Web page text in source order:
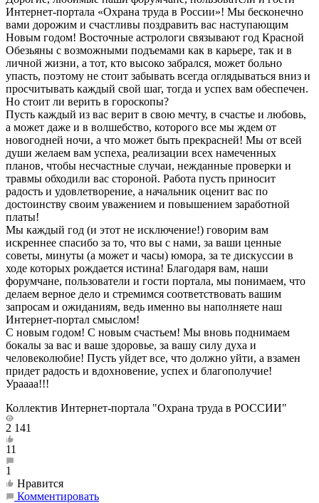
Интернет-портала «Охрана труда в России»! Мы бесконечно
вами дорожим и счастливы поздравить вас наступающим
Новым годом! Восточные астрологи связывают год Красной
Обезьяны с возможными подъемами как в карьере, так и в
личной жизни, а тот, кто высоко забрался, может больно
упасть, поэтому не стоит забывать всегда оглядываться вниз и
просчитывать каждый свой шаг, тогда и успех вам обеспечен.
Но стоит ли верить в гороскопы?
Пусть каждый из вас верит в свою мечту, в счастье и любовь,
а может даже и в волшебство, которого все мы ждем от
новогодней ночи, а что может быть прекрасней! Мы от всей
души желаем вам успеха, реализации всех намеченных
планов, чтобы несчастные случаи, нежданные проверки и
травмы обходили вас стороной. Работа пусть приносит
радость и удовлетворение, а начальник оценит вас по
достоинству своим уважением и повышением заработной
платы!
Мы каждый год (и этот не исключение!) говорим вам
искреннее спасибо за то, что вы с нами, за ваши ценные
советы, минуты (а может и часы) юмора, за те дискуссии в
ходе которых рождается истина! Благодаря вам, наши
форумчане, пользователи и гости портала, мы понимаем, что
делаем верное дело и стремимся соответствовать вашим
запросам и ожиданиям, ведь именно вы наполняете наш
Интернет-портал смыслом!
С новым годом! С новым счастьем! Мы вновь поднимаем
бокалы за вас и ваше здоровье, за вашу силу духа и
человеколюбие! Пусть уйдет все, что должно уйти, а взамен
придет радость и вдохновение, успех и благополучие!
Ураааа!!!
Коллектив Интернет-портала "Охрана труда в РОССИИ"
2 141
11
1
Нравится
Комментировать